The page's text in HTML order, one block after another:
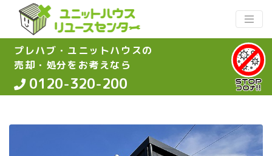
プレハブ・ユニットハウスの
売却・処分をお考えなら
0120-320-200